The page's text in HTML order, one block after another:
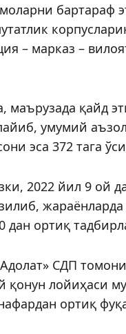
– марказ –
маърузада қайд
умумий
эса 372 тага
2022 йил 9 ой
дан ортиқ
СДП
қонун лойиҳаси
ортиқ